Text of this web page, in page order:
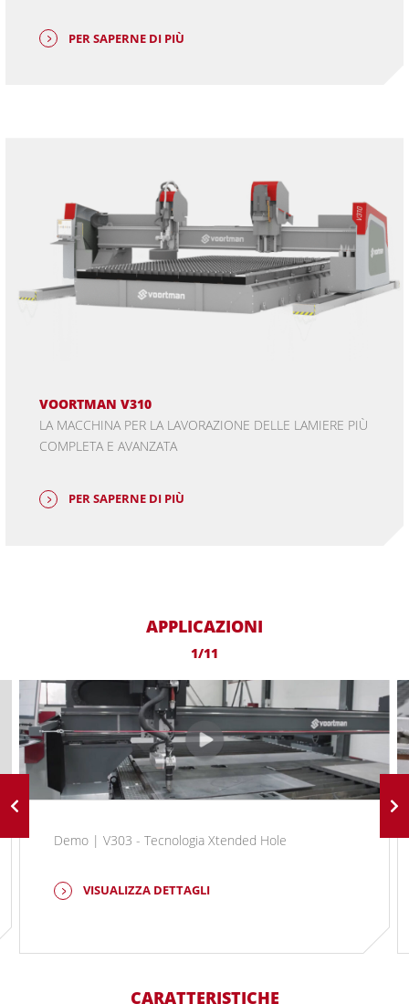
PER SAPERNE DI PIÙ
VOORTMAN V310
LA MACCHINA PER LA LAVORAZIONE DELLE LAMIERE PIÙ
COMPLETA E AVANZATA
PER SAPERNE DI PIÙ
APPLICAZIONI
1/11
Demo | V303 - Tecnologia Xtended Hole
VISUALIZZA DETTAGLI
CARATTERISTICHE